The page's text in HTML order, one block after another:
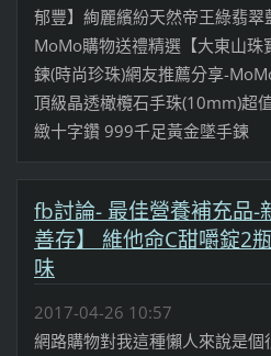
郁豐】絢麗繽紛天然帝王綠翡
MoMo購物送禮精選【大東山珠
鍊(時尚珍珠)網友推薦分享-
頂級晶透橄欖石手珠(10mm)超
緻十字鑽 999千足黃金墜手鍊
fb討論- 最佳營養補充品-
善存】 維他命C甜嚼錠2
味
2017-04-26 10:57
網路購物對我這種懶人來說是